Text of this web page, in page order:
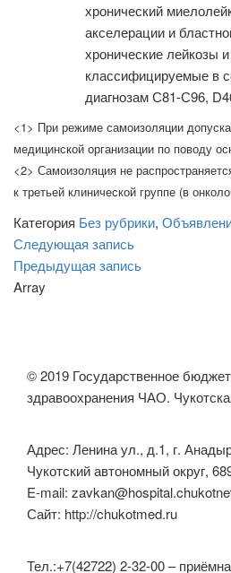
хронический
акселерации и
хронические лейкозы
классифицируемые в
диагнозам С81-С96,
<1> При режиме самоизоляции
медицинской организации по поводу
<2> Самоизоляция не
к третьей клинической группе (в
Категория Без рубрики,
Навигация
по
записям
Следующая записьСледующая
запись
Предыдущая записьПредыдущая
Array
© 2019 Государственное
здравоохранения ЧАО.
Адрес: Ленина ул., д.1, г.
Чукотский автономный округ,
E-mail:
Сайт: http://chukotmed.ru
Тел.:+7(42722) 2-32-00 –